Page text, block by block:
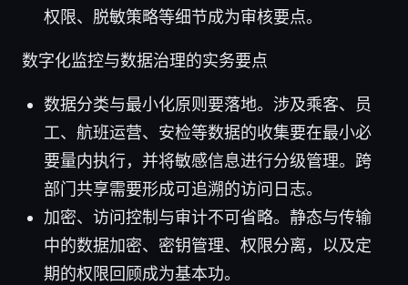
权限、脱敏策略等细节成为审核要点。
数字化监控与数据治理的实务要点
数据分类与最小化原则要落地。涉及乘客、员
工、航班运营、安检等数据的收集要在最小必
要量内执行，并将敏感信息进行分级管理。跨
部门共享需要形成可追溯的访问日志。
加密、访问控制与审计不可省略。静态与传输
中的数据加密、密钥管理、权限分离，以及定
期的权限回顾成为基本功。